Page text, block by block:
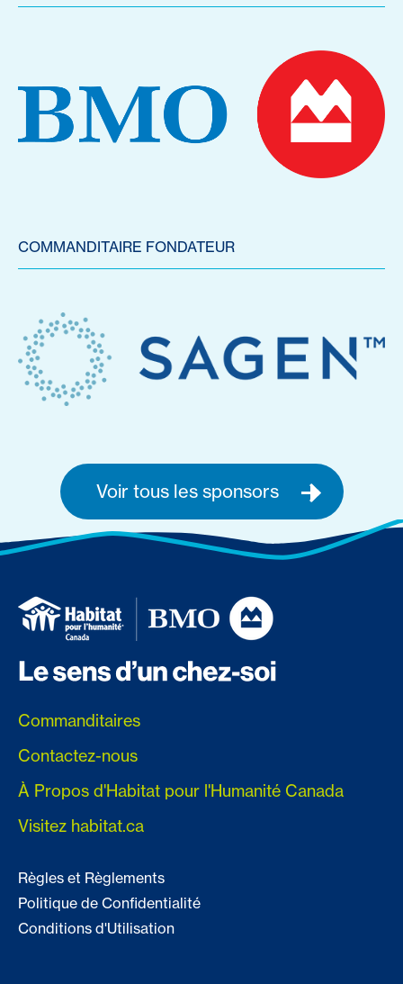
COMMANDITAIRE FONDATEUR
Voir tous les sponsors
Commanditaires
Contactez-nous
À Propos d'Habitat pour l'Humanité Canada
Visitez habitat.ca
Règles et Règlements
Politique de Confidentialité
Conditions d'Utilisation